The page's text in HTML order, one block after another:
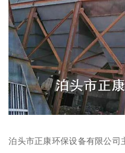
泊头市正康环保设备有限公司